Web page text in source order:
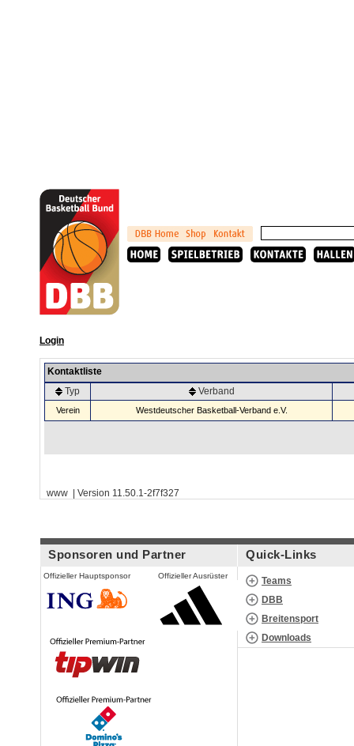
Login
Kontaktliste
Typ
Verband
Verein Westdeutscher Basketball-Verband e.V.
www | Version 11.50.1-2f7f327
Sponsoren und Partner
Offizieller Hauptsponsor Offizieller Ausrüster
Quick-Links
Teams
DBB
Breitensport
Downloads